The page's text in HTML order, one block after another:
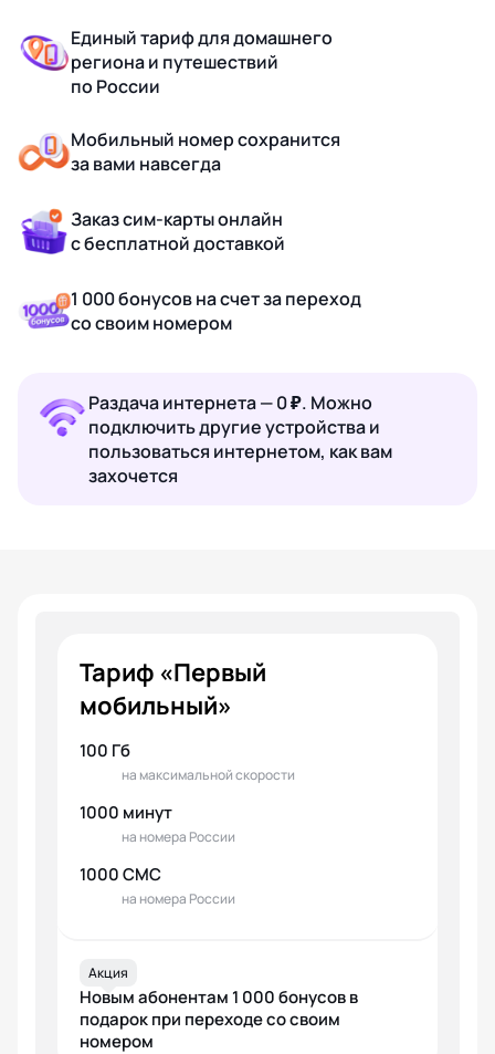
Единый тариф для домашнего
региона и путешествий
по России
Мобильный номер сохранится
за вами навсегда
Заказ сим-карты онлайн
с бесплатной доставкой
1 000 бонусов на счет за переход
со своим номером
Раздача интернета — 0 ₽. Можно
подключить другие устройства и
пользоваться интернетом, как вам
захочется
Тариф «Первый
мобильный»
100 Гб
на максимальной скорости
1000 минут
на номера России
1000 СМС
на номера России
Акция
Новым абонентам 1 000 бонусов в
подарок при переходе со своим
номером